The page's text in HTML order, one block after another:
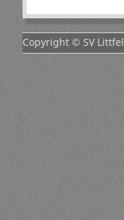
Copyright © SV